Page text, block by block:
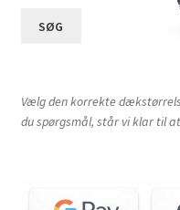
SØG
Vælg den korrekte
du spørgsmål, står vi klar til at